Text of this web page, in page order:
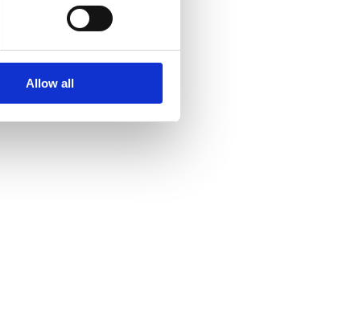
Allow all